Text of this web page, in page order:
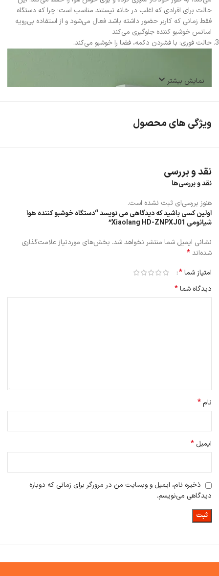
حالت برای افرادی که اغلب در خانه نیستند مناسب است؛ چرا که دستگاه
فقط زمانی که کاربر حضور داشته باشد فعال می‌شود و از استفاده بی‌رویه
اسانس خوشبو کننده جلوگیری می‌کند
حالت فوری: با فشردن دکمه، فضا را خوشبو می‌کند.
خاصیت استریلیزاسیون محیط
دستگاه خوشبو کننده هوا شیائومی مدل Xiaolang HD-ZNPXJ01
موثر باکتری‌ها را از بین می‌برد و فقط روی خوشبو کردن تمرکز ندارد. این
و Staphylococcus aureus از بین می‌برد.
باتری دستگاه خوشبو کننده هوا شیائومی Xiaolang HD-ZNPXJ01
دارد که از بین سه مود، کدام را انتخاب کنید. اگر مدل‌های مجهز به باتری
JS3 و دستگاه خوشبو کننده هوای شیائومی MJXFJ01XW را به شما
نمایش بیشتر
ویژگی های محصول
نقد و بررسی
نقد و بررسی‌ها
هنوز بررسی‌ای ثبت نشده است.
اولین کسی باشید که دیدگاهی می نویسد “دستگاه خوشبو کننده هوا
شیائومی Xiaolang HD-ZNPXJ01”
نشانی ایمیل شما منتشر نخواهد شد. بخش‌های موردنیاز علامت‌گذاری
شده‌اند*
امتیاز شما*
دیدگاه شما*
نام*
ایمیل *
ذخیره نام، ایمیل و وبسایت من در مرورگر برای زمانی که دوباره
دیدگاهی می‌نویسم.